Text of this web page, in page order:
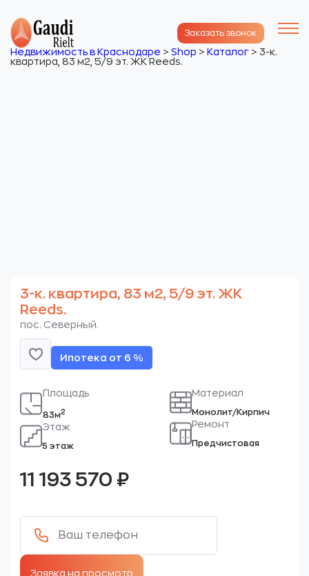
Заказать звонок
Недвижимость в Краснодаре > Shop > Каталог > 3-к.
квартира, 83 м2, 5/9 эт. ЖК Reeds.
3-к. квартира, 83 м2, 5/9 эт. ЖК
Reeds.
пос. Северный.
Ипотека от 6 %
Площадь
83м2
Этаж
5 этаж
Материал
Монолит/Кирпич
Ремонт
Предчистовая
11 193 570 ₽